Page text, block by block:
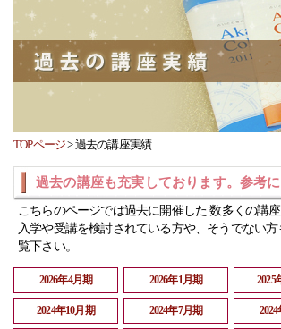
TOPページ>過去の講座実績
過去の講座も充実しております。参考に
こちらのページでは過去に開催した 数多くの講
入学や受講を検討されている方や、そうでない
覧下さい。
2026年4月期 2026年1月期 2025
2024年10月期 2024年7月期